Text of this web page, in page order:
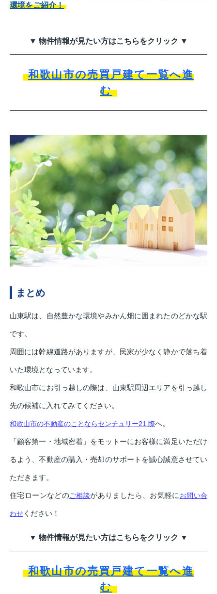
環境をご紹介！
▼ 物件情報が見たい方はこちらをクリック ▼
和歌山市の売買戸建て一覧へ進
む
まとめ
山東駅は、自然豊かな環境やみかん畑に囲まれたのどかな駅
です。
周囲には幹線道路がありますが、民家が少なく静かで落ち着
いた環境となっています。
和歌山市にお引っ越しの際は、山東駅周辺エリアを引っ越し
先の候補に入れてみてください。
和歌山市の不動産のことならセンチュリー21 際へ。
「顧客第一・地域密着」をモットーにお客様に満足いただけ
るよう、不動産の購入・売却のサポートを誠心誠意させてい
ただきます。
住宅ローンなどのご相談がありましたら、お気軽にお問い合
わせ ください！
▼ 物件情報が見たい方はこちらをクリック ▼
和歌山市の売買戸建て一覧へ進
む